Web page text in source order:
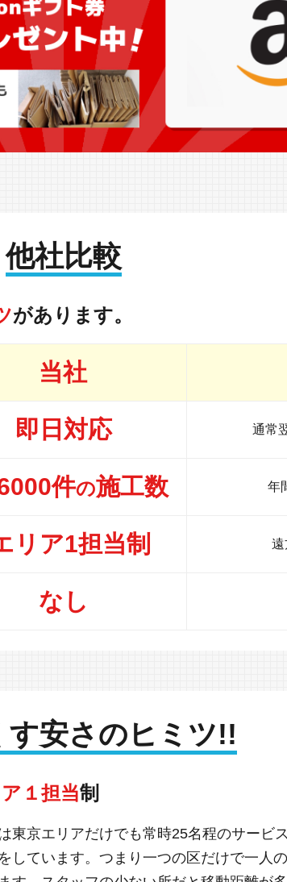
他社比較
があります。
当社
即日対応 通常
件の施工数 年
リア1担当制 遠
なし
す安さのヒミツ!!
１担当制
東京エリアだけでも常時25名程のサービ
しています。つまり一つの区だけで一人